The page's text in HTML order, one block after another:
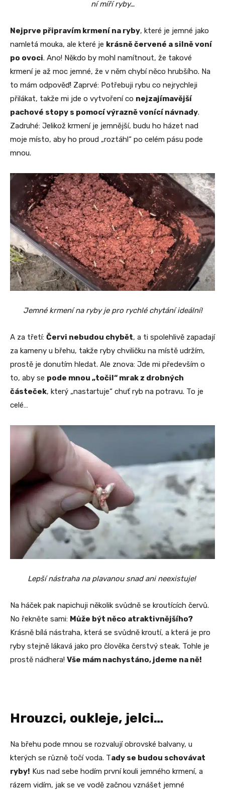
ní míří ryby…
Nejprve připravím krmení na ryby, které je jemné jako
namletá mouka, ale které je krásně červené a silně voní
po ovoci. Ano! Někdo by mohl namítnout, že takové
krmení je až moc jemné, že v něm chybí něco hrubšího. Na
to mám odpověď! Zaprvé: Potřebuji rybu co nejrychleji
přilákat, takže mi jde o vytvoření co nejzajímavější
pachové stopy s pomocí výrazně vonící návnady.
Zadruhé: Jelikož krmení je jemnější, budu ho házet nad
moje místo, aby ho proud „roztáhl“ po celém pásu pode
mnou.
Jemné krmení na ryby je pro rychlé chytání ideální!
A za třetí: Červi nebudou chybět, a ti spolehlivě zapadají
za kameny u břehu, takže ryby chviličku na místě udržím,
prostě je donutím hledat. Ale znova: Jde mi především o
to, aby se pode mnou „točil“ mrak z drobných
částeček, který „nastartuje“ chuť ryb na potravu. To je
celé…
Lepší nástraha na plavanou snad ani neexistuje!
Na háček pak napichuji několik svůdně se kroutících červů.
No řekněte sami: Může být něco atraktivnějšího?
Krásně bílá nástraha, která se svůdně kroutí, a která je pro
ryby stejně lákavá jako pro člověka čerstvý steak. Tohle je
prostě nádhera! Vše mám nachystáno, jdeme na ně!
Hrouzci, oukleje, jelci…
Na břehu pode mnou se rozvalují obrovské balvany, u
kterých se různě točí voda. Tady se budou schovávat
ryby! Kus nad sebe hodím první kouli jemného krmení, a
rázem vidím, jak se ve vodě začnou vznášet jemné